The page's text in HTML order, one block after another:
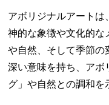
アボリジナルアート
神的な象徴や文化的な
や自然、そして季節の
深い意味を持ち、アボ
グ」や自然との調和を